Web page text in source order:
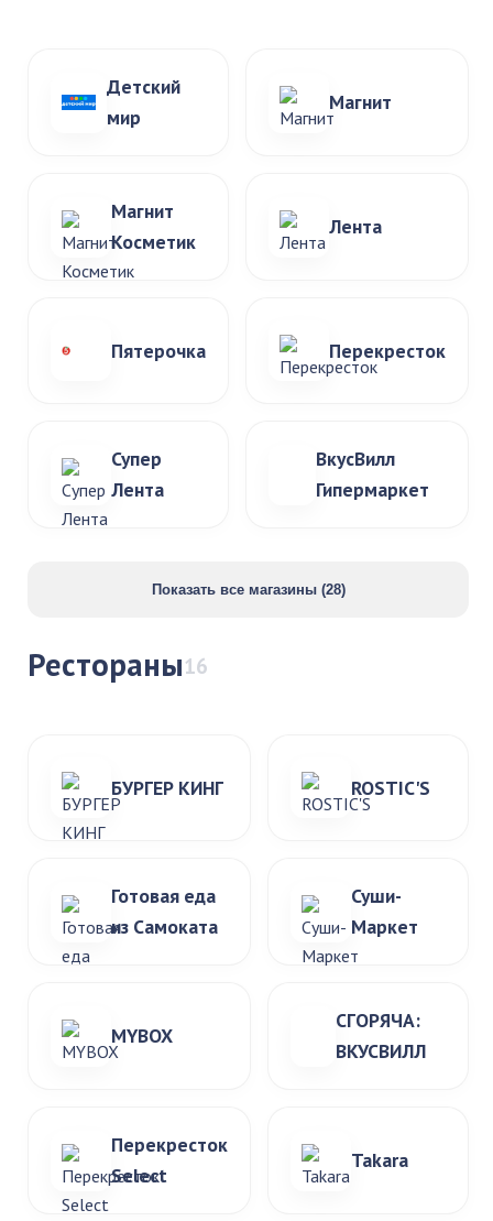
Детский
мир
Магнит
Магнит
Косметик
Лента
Пятерочка Перекресток
Супер
Лента
ВкусВилл
Гипермаркет
Показать все магазины (28)
Рестораны16
БУРГЕР КИНГ ROSTIC'S
Готовая еда
из Самоката
Суши-
Маркет
MYBOX
СГОРЯЧА:
ВКУСВИЛЛ
Перекресток
Select
Takara